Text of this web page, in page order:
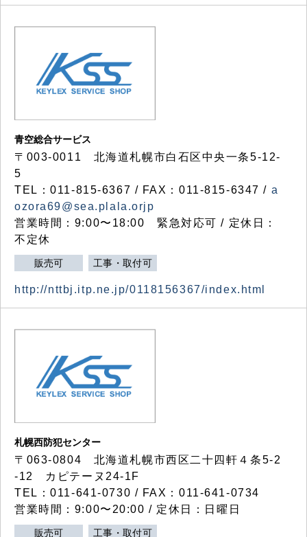
青空総合サービス
〒003-0011 北海道札幌市白石区中央一条5-12-
5
TEL：011-815-6367 / FAX：011-815-6347 / a
ozora69@sea.plala.orjp
営業時間：9:00〜18:00 緊急対応可 / 定休日：
不定休
販売可 工事・取付可
http://nttbj.itp.ne.jp/0118156367/index.html
札幌西防犯センター
〒063-0804 北海道札幌市西区二十四軒４条5-2
-12 カピテーヌ24-1F
TEL：011-641-0730 / FAX：011-641-0734
営業時間：9:00〜20:00 / 定休日：日曜日
販売可 工事・取付可